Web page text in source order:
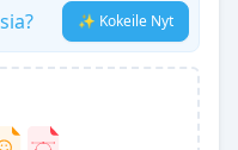
✨ Kokeile Nyt